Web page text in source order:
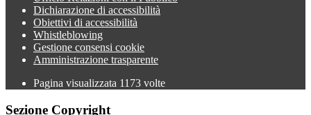
Dichiarazione di accessibilità
Obiettivi di accessibilità
Whistleblowing
Gestione consensi cookie
Amministrazione trasparente
Pagina visualizzata 1173 volte
Sezione Copyright